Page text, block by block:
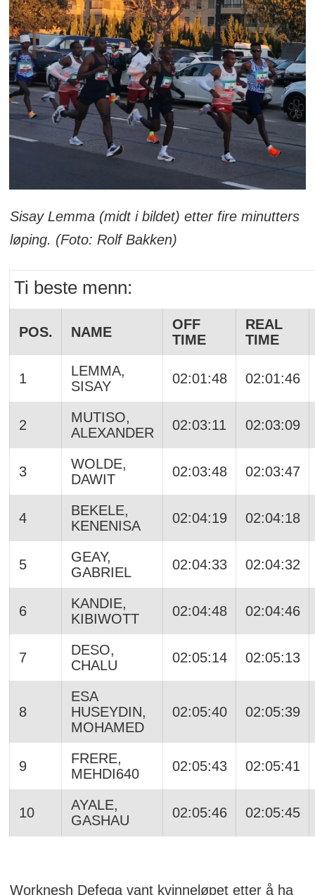
Sisay Lemma (midt i bildet) etter fire minutters
løping. (Foto: Rolf Bakken)
Ti beste menn:
POS. NAME
OFF
TIME
REAL
TIME
1
LEMMA,
SISAY
02:01:48 02:01:46
2
MUTISO,
ALEXANDER
02:03:11 02:03:09
3
WOLDE,
DAWIT
02:03:48 02:03:47
4
BEKELE,
KENENISA
02:04:19 02:04:18
5
GEAY,
GABRIEL
02:04:33 02:04:32
6
KANDIE,
KIBIWOTT
02:04:48 02:04:46
7
DESO,
CHALU
02:05:14 02:05:13
8
ESA
HUSEYDIN,
MOHAMED
02:05:40 02:05:39
9
FRERE,
MEHDI640
02:05:43 02:05:41
10
AYALE,
GASHAU
02:05:46 02:05:45
Worknesh Defega vant kvinneløpet etter å ha